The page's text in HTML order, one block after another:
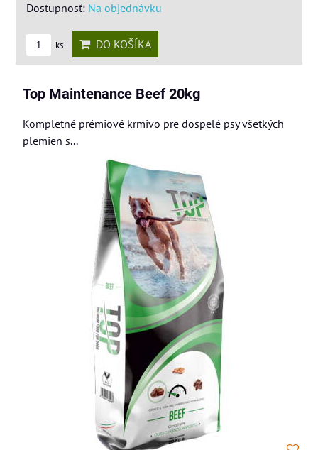
Dostupnosť: Na objednávku
ks DO KOŠÍKA
Top Maintenance Beef 20kg
Kompletné prémiové krmivo pre dospelé psy všetkých
plemien s...